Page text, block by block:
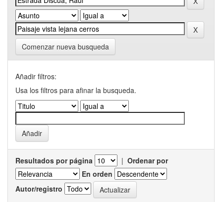
Comenzar nueva busqueda
Añadir filtros:
Usa los filtros para afinar la busqueda.
Resultados por página | Ordenar por
En orden
Autor/registro